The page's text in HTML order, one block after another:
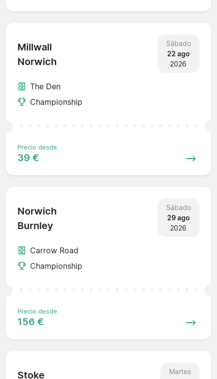
Millwall
Norwich
Sábado
22 ago
2026
The Den
Championship
Precio desde
39 €
Norwich
Burnley
Sábado
29 ago
2026
Carrow Road
Championship
Precio desde
156 €
Stoke
Martes